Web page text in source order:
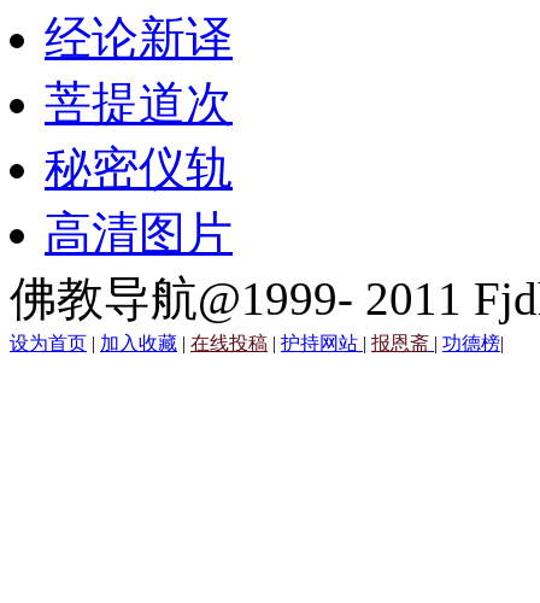
经论新译
菩提道次
秘密仪轨
高清图片
佛教导航@1999- 2011
设为首页 | 加入收藏 | 在线投稿 | 护持网站 | 报恩斋 | 功德榜|